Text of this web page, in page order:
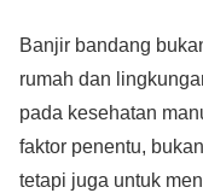
o
k
p
Banjir bandang
rumah dan
pada kesehatan
faktor penentu,
tetapi juga untuk